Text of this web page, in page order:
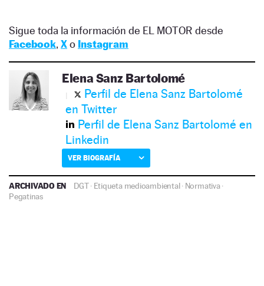
Sigue toda la información de EL MOTOR desde
Facebook, Xo Instagram
Elena Sanz Bartolomé
Perfil de Elena Sanz Bartolomé
en Twitter
Perfil de Elena Sanz Bartolomé en
Linkedin
VER BIOGRAFÍA
ARCHIVADO EN DGT· Etiqueta medioambiental· Normativa·
Pegatinas